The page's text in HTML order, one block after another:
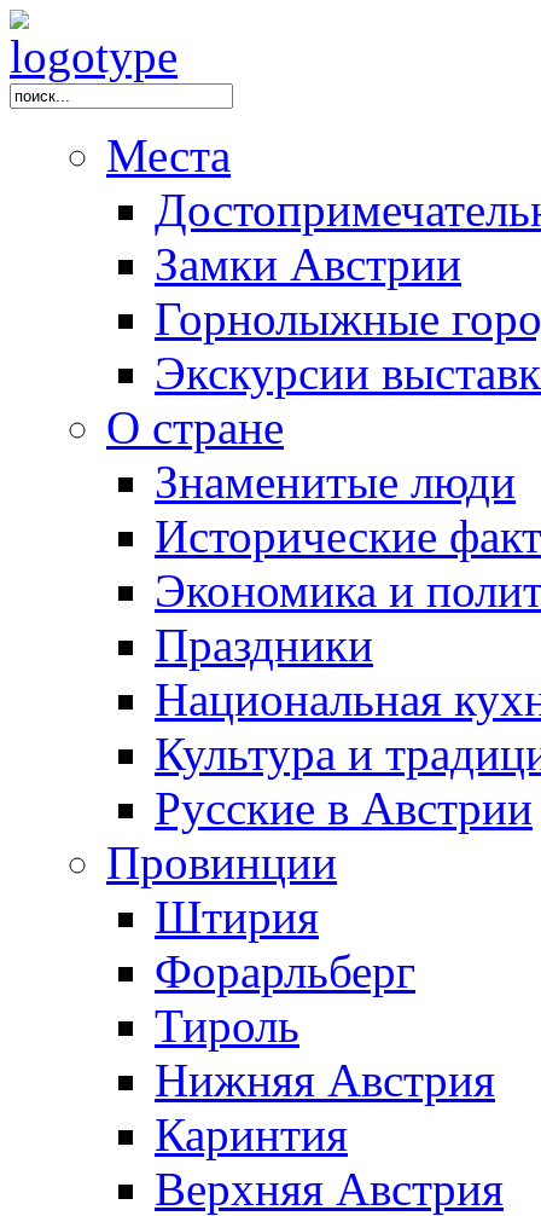
Места
Замки Австрии
Горнолыжные
Экскурсии
О стране
Знаменитые люди
Исторические
Экономика и
Праздники
Национальная
Культура и
Русские в Австрии
Провинции
Штирия
Форарльберг
Тироль
Нижняя Австрия
Каринтия
Верхняя Австрия